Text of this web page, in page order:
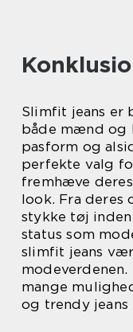
Slimfit jeans er
både mænd og
pasform og
perfekte valg
fremhæve
look. Fra deres
stykke tøj
status som
slimfit jeans
mange
og trendy